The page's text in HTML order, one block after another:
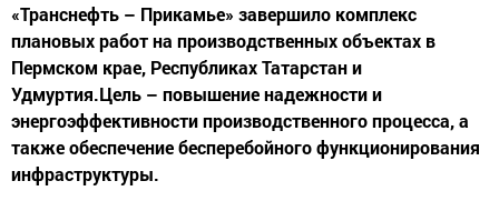
«Транснефть – Прикамье» завершило комплекс
плановых работ на производственных объектах в
Пермском крае, Республиках Татарстан и
Удмуртия.Цель – повышение надежности и
энергоэффективности производственного процесса, а
также обеспечение бесперебойного функционирования
инфраструктуры.